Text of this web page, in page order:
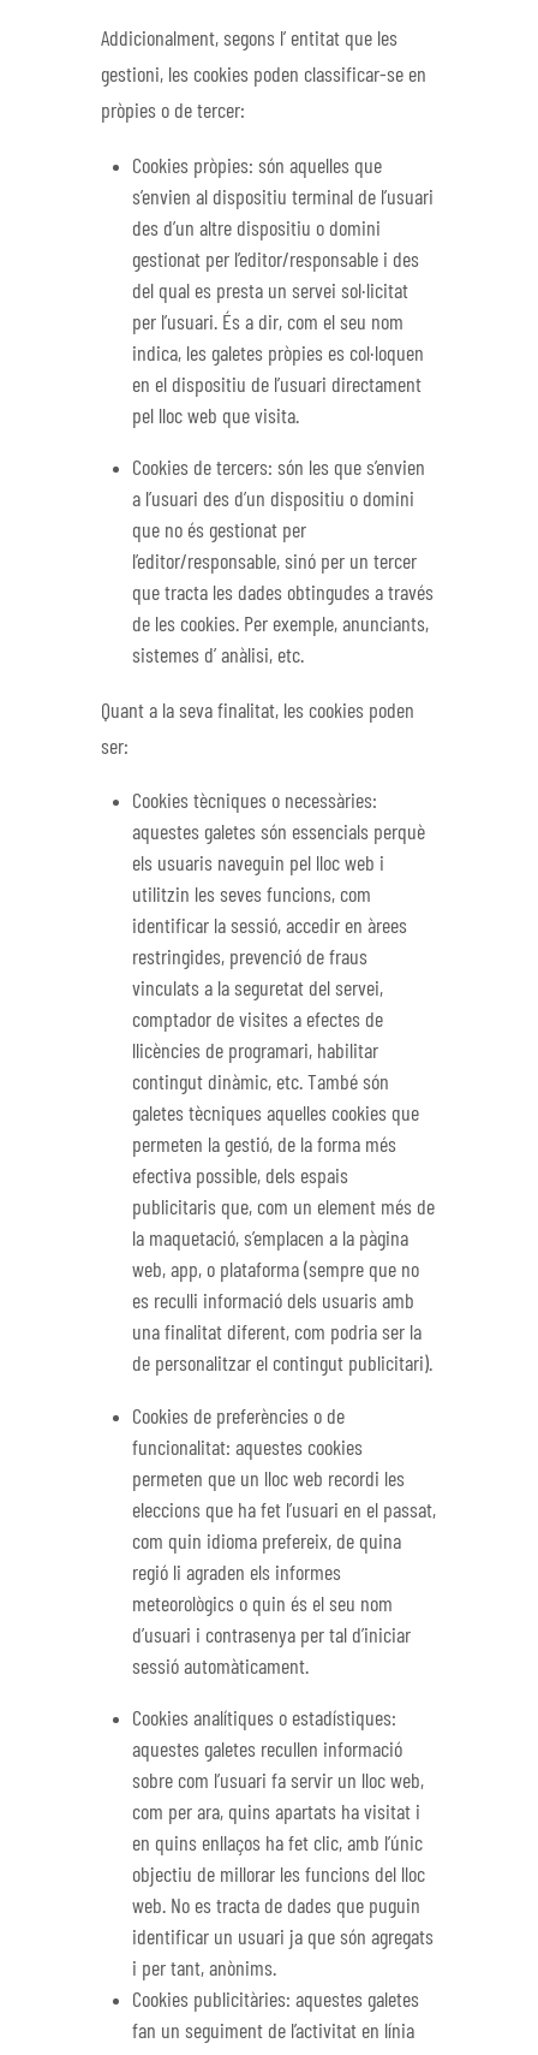
Addicionalment, segons l’ entitat que les
gestioni, les cookies poden classificar-se en
pròpies o de tercer:
Cookies pròpies: són aquelles que
s’envien al dispositiu terminal de l’usuari
des d’un altre dispositiu o domini
gestionat per l’editor/responsable i des
del qual es presta un servei sol·licitat
per l’usuari. És a dir, com el seu nom
indica, les galetes pròpies es col·loquen
en el dispositiu de l’usuari directament
pel lloc web que visita.
Cookies de tercers: són les que s’envien
a l’usuari des d’un dispositiu o domini
que no és gestionat per
l’editor/responsable, sinó per un tercer
que tracta les dades obtingudes a través
de les cookies. Per exemple, anunciants,
sistemes d’ anàlisi, etc.
Quant a la seva finalitat, les cookies poden
ser:
Cookies tècniques o necessàries:
aquestes galetes són essencials perquè
els usuaris naveguin pel lloc web i
utilitzin les seves funcions, com
identificar la sessió, accedir en àrees
restringides, prevenció de fraus
vinculats a la seguretat del servei,
comptador de visites a efectes de
llicències de programari, habilitar
contingut dinàmic, etc. També són
galetes tècniques aquelles cookies que
permeten la gestió, de la forma més
efectiva possible, dels espais
publicitaris que, com un element més de
la maquetació, s’emplacen a la pàgina
web, app, o plataforma (sempre que no
es reculli informació dels usuaris amb
una finalitat diferent, com podria ser la
de personalitzar el contingut publicitari).
Cookies de preferències o de
funcionalitat: aquestes cookies
permeten que un lloc web recordi les
eleccions que ha fet l’usuari en el passat,
com quin idioma prefereix, de quina
regió li agraden els informes
meteorològics o quin és el seu nom
d’usuari i contrasenya per tal d’iniciar
sessió automàticament.
Cookies analítiques o estadístiques:
aquestes galetes recullen informació
sobre com l’usuari fa servir un lloc web,
com per ara, quins apartats ha visitat i
en quins enllaços ha fet clic, amb l’únic
objectiu de millorar les funcions del lloc
web. No es tracta de dades que puguin
identificar un usuari ja que són agregats
i per tant, anònims.
Cookies publicitàries: aquestes galetes
fan un seguiment de l’activitat en línia